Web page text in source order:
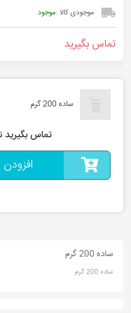
موجودی کالا :موجود
تماس بگیرید
ساده 200 گرم
تماس بگیرید
ساده 200 گرم
ساده 200 گرم